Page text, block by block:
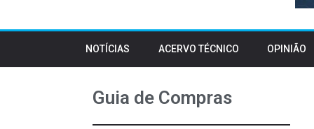
NOTÍCIAS ACERVO TÉCNICO OPINIÃO
Guia de Compras